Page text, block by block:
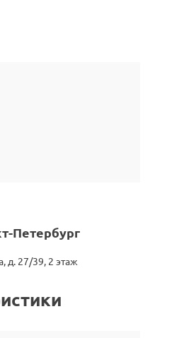
Петербург
д. 27/39, 2 этаж